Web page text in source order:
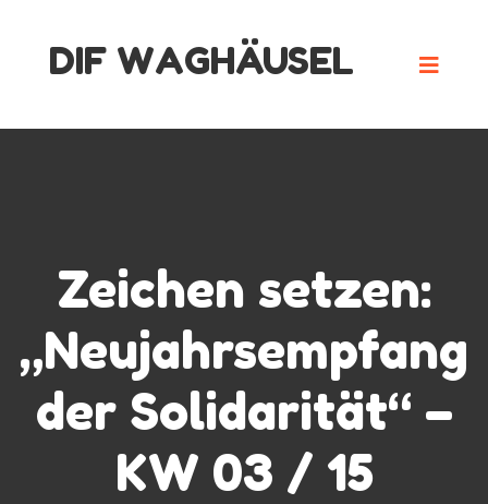
DIF WAGHÄUSEL
Zeichen setzen:
„Neujahrsempfang
der Solidarität“ –
KW 03 / 15